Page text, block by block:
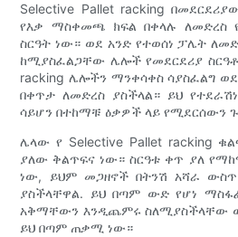
Selective Pallet racking
የእቃ ማስቀመጫ ክፍል በቀላሉ ለመድረስ
ስርዓት ነው። ወደ አንድ የተወሰነ ፓሌት
ከሚያስፈልጋቸው ሌሎች የመደርደሪያ
racking ሌሎችን ማንቀሳቀስ ሳያስፈልግ
በቀጥታ ለመድረስ ያስችላል። ይህ
ሳይሆን በተከማቹ ዕቃዎች ላይ የሚደርሰውን
ሌላው የ Selective Pallet racking
ያለው ቅልጥፍና ነው። ስርዓቱ ቀጥ ያለ
ነው, ይህም መጋዘኖች በትንሽ አሻራ
ያስችላቸዋል. ይህ በጣም ውድ የሆነ
አቅማቸውን እንዲጨምሩ ስለሚያስችላቸው
ይህ በጣም ጠቃሚ ነው።